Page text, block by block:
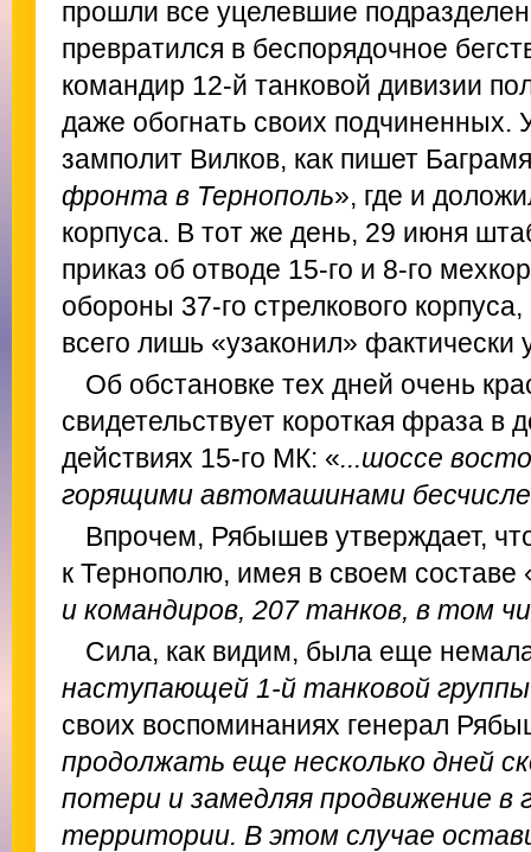
прошли все уцелевшие
превратился в беспорядочное
командир 12-й танковой дивизии
даже обогнать своих подчиненных.
замполит Вилков, как пишет
фронта в Тернополь», где и
корпуса. В тот же день, 29 июня
приказ об отводе 15-го и 8-го
обороны 37-го стрелкового
всего лишь «узаконил»
Об обстановке тех дней очень
свидетельствует короткая фраза в
действиях 15-го МК: «...шоссе
горящими автомашинами
Впрочем, Рябышев утверждает,
к Тернополю, имея в своем составе
и командиров, 207 танков, в том
Сила, как видим, была еще
наступающей 1-й танковой
своих воспоминаниях генерал
продолжать еще несколько дней
потери и замедляя продвижение в
территории. В этом случае